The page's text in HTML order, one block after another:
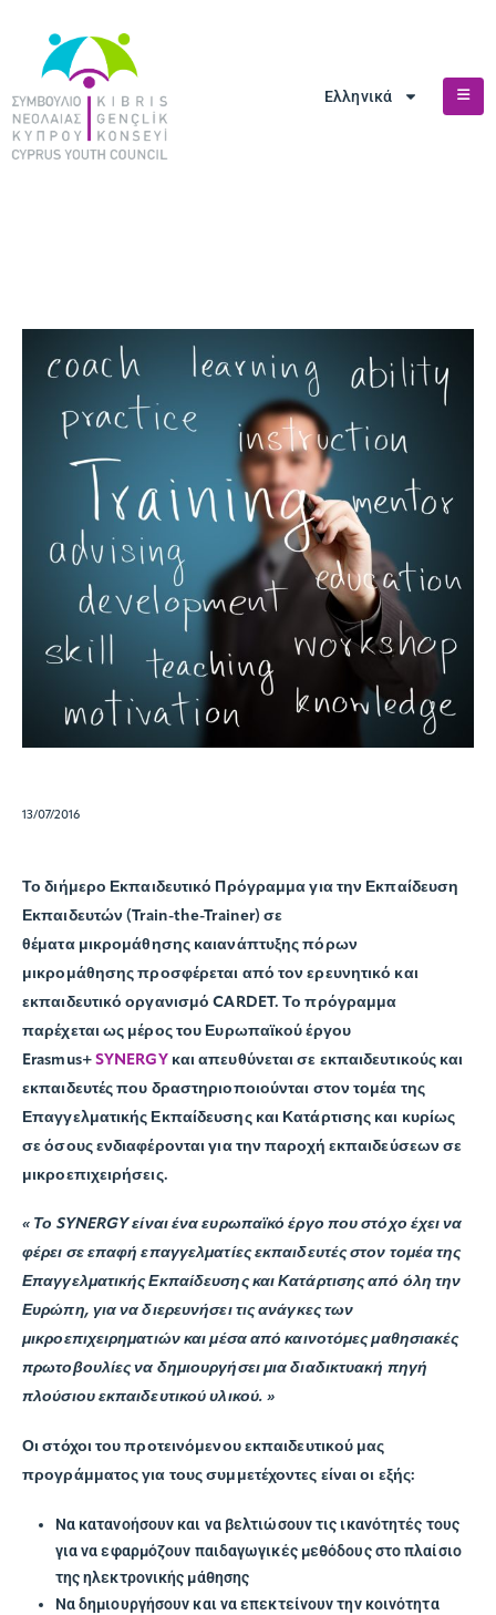
Ελληνικά
13/07/2016
Το διήμερο Εκπαιδευτικό Πρόγραμμα για την Εκπαίδευση
Εκπαιδευτών (Train-the-Trainer) σε
θέματα μικρομάθησηςκαιανάπτυξης πόρων
μικρομάθησης προσφέρεται από τον ερευνητικό και
εκπαιδευτικό οργανισμό CARDET. Το πρόγραμμα
παρέχεται ως μέρος του Ευρωπαϊκού έργου
Erasmus+ SYNERGYκαι απευθύνεται σε εκπαιδευτικούς και
εκπαιδευτές που δραστηριοποιούνται στον τομέα της
Επαγγελματικής Εκπαίδευσης και Κατάρτισης και κυρίως
σε όσους ενδιαφέρονται για την παροχή εκπαιδεύσεων σε
μικροεπιχειρήσεις.
« Το SYNERGY είναι ένα ευρωπαϊκό έργο που στόχο έχει να
φέρει σε επαφή επαγγελματίες εκπαιδευτές στον τομέα της
Επαγγελματικής Εκπαίδευσης και Κατάρτισης από όλη την
Ευρώπη, για να διερευνήσει τις ανάγκες των
μικροεπιχειρηματιών και μέσα από καινοτόμες μαθησιακές
πρωτοβουλίες να δημιουργήσει μια διαδικτυακή πηγή
πλούσιου εκπαιδευτικού υλικού.»
Οι στόχοι του προτεινόμενου εκπαιδευτικού μας
προγράμματος για τους συμμετέχοντες είναι οι εξής:
Να κατανοήσουν και να βελτιώσουν τις ικανότητές τους
για να εφαρμόζουν παιδαγωγικές μεθόδους στο πλαίσιο
της ηλεκτρονικής μάθησης
Να δημιουργήσουν και να επεκτείνουν την κοινότητα